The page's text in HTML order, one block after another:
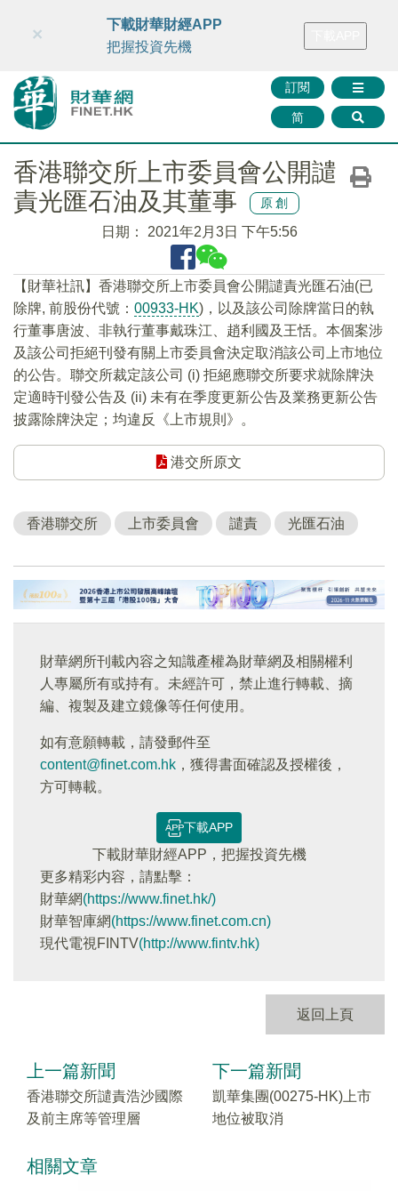
財華智庫網 FINTV FINMETA 財華證券 媒體矩陣
訂閱
简
×
下載財華財經APP
把握投資先機
香港聯交所上市委員會公開譴
責光匯石油及其董事
原創
日期： 2021年2月3日 下午5:56
【財華社訊】香港聯交所上市委員會公開譴責光匯石油(已
除牌, 前股份代號： 00933-HK)，以及該公司除牌當日的執
行董事唐波、非執行董事戴珠江、趙利國及王恬。本個案涉
及該公司拒絕刊發有關上市委員會決定取消該公司上市地位
的公告。聯交所裁定該公司 (i) 拒絕應聯交所要求就除牌決
定適時刊發公告及 (ii) 未有在季度更新公告及業務更新公告
披露除牌決定；均違反《上市規則》。
港交所原文
香港聯交所 上市委員會 譴責 光匯石油
財華網所刊載內容之知識產權為財華網及相關權利
人專屬所有或持有。未經許可，禁止進行轉載、摘
編、複製及建立鏡像等任何使用。
如有意願轉載，請發郵件至
content@finet.com.hk ，獲得書面確認及授權後，
方可轉載。
下載APP
下載財華財經APP，把握投資先機
更多精彩内容，請點擊：
財華網(https://www.finet.hk/)
財華智庫網(https://www.finet.com.cn)
現代電視FINTV(http://www.fintv.hk)
返回上頁
上一篇新聞
香港聯交所譴責浩沙國際
及前主席等管理層
下一篇新聞
凱華集團(00275-HK)上市
地位被取消
相關文章